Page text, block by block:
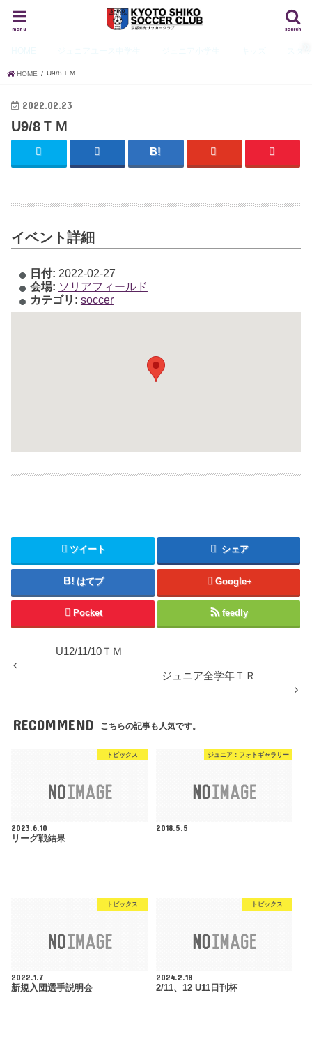
search
menu
HOME U9/8ＴＭ
2022.02.23
U9/8ＴＭ
イベント詳細
日付: 2022-02-27
会場: ソリアフィールド
カテゴリ: soccer
ツイート シェア
はてブ Google+
Pocket feedly
U12/11/10ＴＭ
ジュニア全学年ＴＲ
RECOMMEND こちらの記事も人気です。
トピックス
2023.6.10
リーグ戦結果
ジュニア：フォトギャラリー
2018.5.5
トピックス
2022.1.7
新規入団選手説明会
トピックス
2024.2.18
2/11、12 U11日刊杯